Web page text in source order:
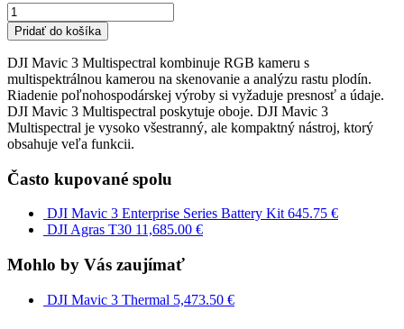
DJI
Mavic
3
Enterprise
Multispectral
(DJI
Care
1
rok)
quantity
Pridať do košíka
DJI Mavic 3 Multispectral kombinuje RGB kameru s
multispektrálnou kamerou na skenovanie a analýzu rastu plodín.
Riadenie poľnohospodárskej výroby si vyžaduje presnosť a údaje.
DJI Mavic 3 Multispectral poskytuje oboje. DJI Mavic 3
Multispectral je vysoko všestranný, ale kompaktný nástroj, ktorý
obsahuje veľa funkcii.
Často kupované spolu
DJI Mavic 3 Enterprise Series Battery Kit 645.75 €
DJI Agras T­30 11,685.00 €
Mohlo by Vás zaujímať
DJI Mavic 3 Thermal 5,473.50 €